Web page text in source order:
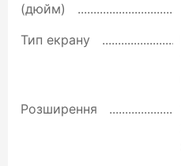
(дюйм)
Тип екрану
Розширення